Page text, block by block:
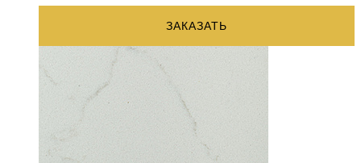
ЗАКАЗАТЬ